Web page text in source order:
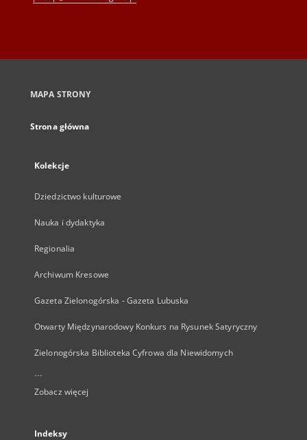
MAPA STRONY
Strona główna
Kolekcje
Dziedzictwo kulturowe
Nauka i dydaktyka
Regionalia
Archiwum Kresowe
Gazeta Zielonogórska - Gazeta Lubuska
Otwarty Międzynarodowy Konkurs na Rysunek Satyryczny
Zielonogórska Biblioteka Cyfrowa dla Niewidomych
...
Zobacz więcej
Indeksy